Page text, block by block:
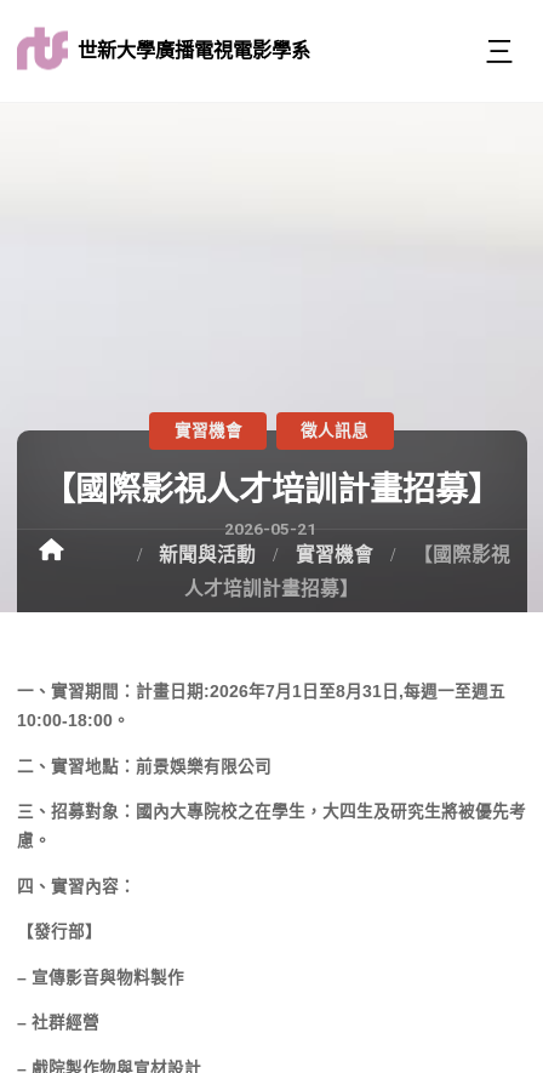
世新大學廣播電視電影學系
【國際影視人才培訓計畫招募】
2026-05-21
實習機會 徵人訊息
新聞與活動 實習機會
【國際影視
人才培訓計畫招募】
一、實習期間：計畫日期:2026年7月1日至8月31日,每週一至週五
10:00-18:00。
二、實習地點：前景娛樂有限公司
三、招募對象：國內大專院校之在學生， 大四生及研究生將被優先考
慮。
四、實習內容：
【發行部】
– 宣傳影音與物料製作
– 社群經營
– 戲院製作物與宣材設計